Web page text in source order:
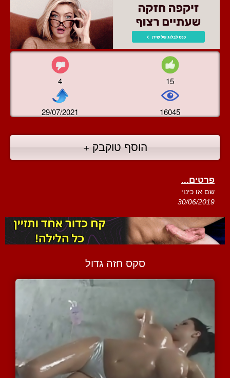
4 15
29/07/2021 16045
הוסף טוקבק +
פרטים...
שם או כינוי
30/06/2019
סקס חזה גדול